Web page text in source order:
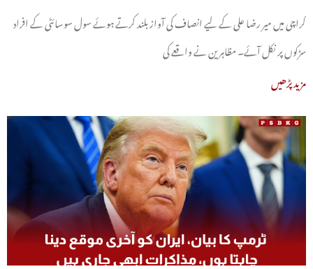
کراچی میں میر رضا علی کے لیے انصاف کی آواز بلند کرتے ہوئے سول سوسائٹی کے افراد
سڑکوں پر نکل آئے۔ مظاہرین نے واقعے کی
مزید پڑھیں